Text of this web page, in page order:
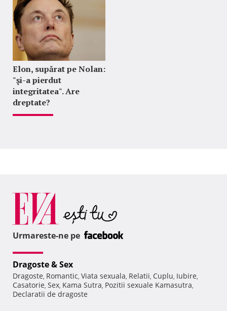
Elon, supărat pe Nolan:
"şi-a pierdut
integritatea". Are
dreptate?
Urmareste-ne pe
Dragoste & Sex
Dragoste, Romantic, Viata sexuala, Relatii, Cuplu, Iubire,
Casatorie, Sex, Kama Sutra, Pozitii sexuale Kamasutra,
Declaratii de dragoste